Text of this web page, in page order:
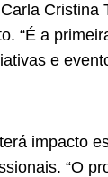
“É a
e
impacto
“O